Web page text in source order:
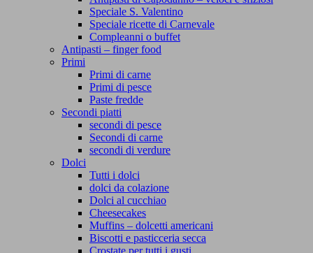
Speciale S. Valentino
Speciale ricette di Carnevale
Compleanni o buffet
Antipasti – finger food
Primi
Primi di carne
Primi di pesce
Paste fredde
Secondi piatti
secondi di pesce
Secondi di carne
secondi di verdure
Dolci
Tutti i dolci
dolci da colazione
Dolci al cucchiao
Cheesecakes
Muffins – dolcetti americani
Biscotti e pasticceria secca
Crostate per tutti i gusti